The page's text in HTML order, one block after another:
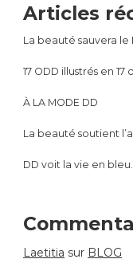
Articles
La beauté sauvera le
17 ODD illustrés en 17
À LA MODE DD
La beauté soutient
DD voit la vie en bleu.
Laetitia sur BLOG